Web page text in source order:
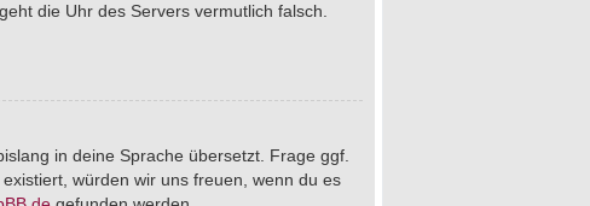
die Uhr des Servers vermutlich falsch.
in deine Sprache übersetzt. Frage ggf.
würden wir uns freuen, wenn du es